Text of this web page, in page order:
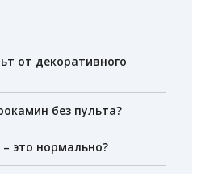
от декоративного
без пульта?
это нормально?